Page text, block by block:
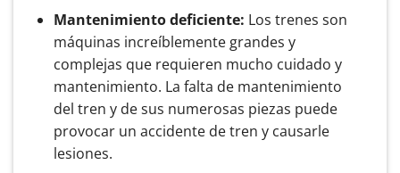
Mantenimiento deficiente: Los trenes son
máquinas increíblemente grandes y
complejas que requieren mucho cuidado y
mantenimiento. La falta de mantenimiento
del tren y de sus numerosas piezas puede
provocar un accidente de tren y causarle
lesiones.